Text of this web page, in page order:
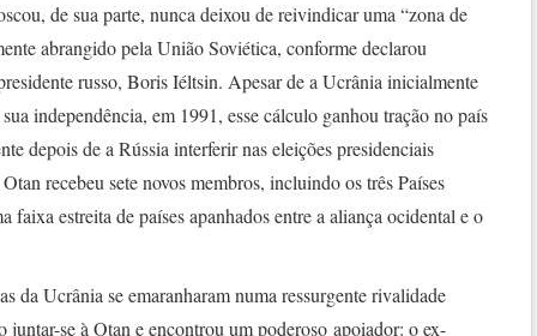
de sua parte, nunca deixou de reivindicar uma “zona de
abrangido pela União Soviética, conforme declarou
russo, Boris Iéltsin. Apesar de a Ucrânia inicialmente
independência, em 1991, esse cálculo ganhou tração no país
depois de a Rússia interferir nas eleições presidenciais
recebeu sete novos membros, incluindo os três Países
estreita de países apanhados entre a aliança ocidental e o
da Ucrânia se emaranharam numa ressurgente rivalidade
se à Otan e encontrou um poderoso apoiador: o ex-